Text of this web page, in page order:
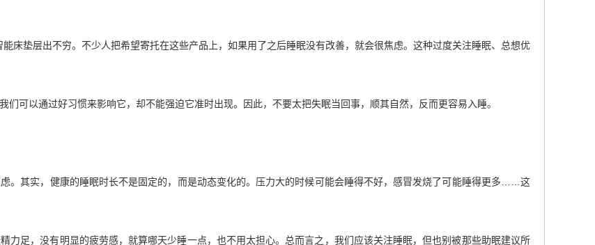
床垫层出不穷。不少人把希望寄托在这些产品上，如果用了之后睡眠没有改善，就会很焦虑。这种过度关注睡眠、总想优
可以通过好习惯来影响它，却不能强迫它准时出现。因此，不要太把失眠当回事，顺其自然，反而更容易入睡。
。其实，健康的睡眠时长不是固定的，而是动态变化的。压力大的时候可能会睡得不好，感冒发烧了可能睡得更多……这
力足，没有明显的疲劳感，就算哪天少睡一点，也不用太担心。总而言之，我们应该关注睡眠，但也别被那些助眠建议所